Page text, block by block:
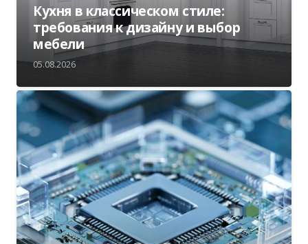
Кухня в классическом стиле:
требования к дизайну и выбор
мебели
05.08.2026